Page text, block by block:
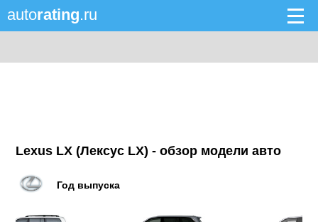
autorating.ru
Lexus LX (Лексус LX) - обзор модели авто
Год выпуска